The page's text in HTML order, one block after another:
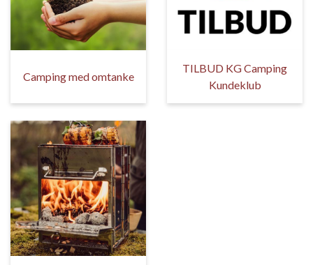
Camping med omtanke
TILBUD KG Camping
Kundeklub